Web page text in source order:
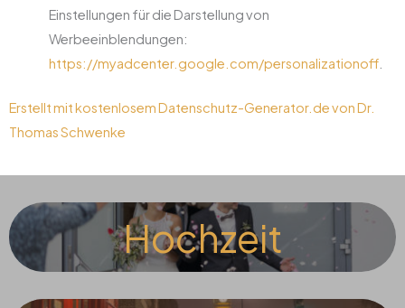
Einstellungen für die Darstellung von
Werbeeinblendungen:
https://myadcenter.google.com/personalizationoff.
Erstellt mit kostenlosem Datenschutz-Generator.de von Dr.
Thomas Schwenke
Hochzeit